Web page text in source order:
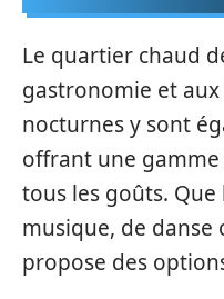
Le quartier chaud
gastronomie et
nocturnes y sont
offrant une gamme
tous les goûts. Que
musique, de danse
propose des